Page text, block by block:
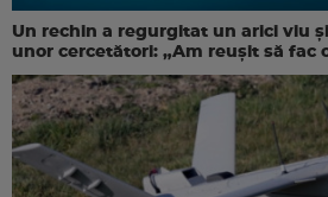
Un rechin a regurgitat un arici viu
unor cercetători: „Am reușit să fac